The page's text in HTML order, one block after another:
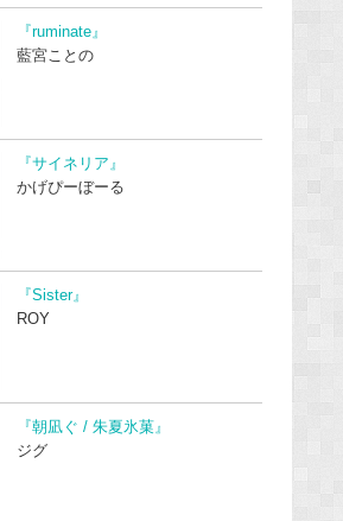
『ruminate』
藍宮ことの
『サイネリア』
かげぴーぼーる
『Sister』
ROY
『朝凪ぐ / 朱夏氷菓』
ジグ